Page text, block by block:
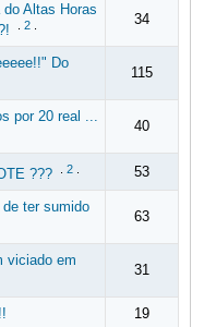
Altas Horas
2. 34
Do
115
por 20 real ...
40
??? 2. 53
ter sumido
63
viciado em
31
19